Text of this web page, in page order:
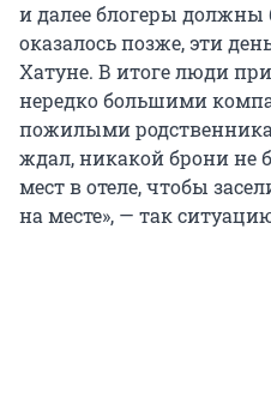
и далее блогеры должны
оказалось позже, эти
Хатуне. В итоге люди
нередко большими
пожилыми
ждал, никакой брони не
мест в отеле, чтобы
на месте», — так